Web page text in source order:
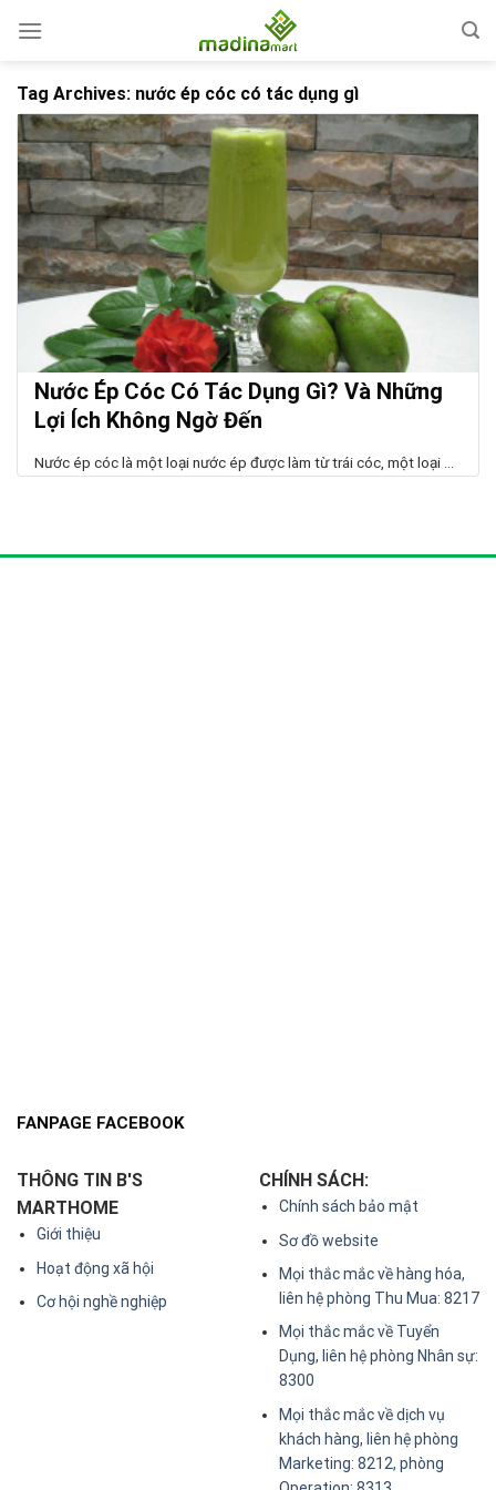
Tag Archives: nước ép cóc có tác dụng gì
Nước Ép Cóc Có Tác Dụng Gì? Và Những
Lợi Ích Không Ngờ Đến
Nước ép cóc là một loại nước ép được làm từ trái cóc, một loại ...
FANPAGE FACEBOOK
THÔNG TIN B'S
MARTHOME
Giới thiệu
Hoạt động xã hội
Cơ hội nghề nghiệp
CHÍNH SÁCH:
Chính sách bảo mật
Sơ đồ website
Mọi thắc mắc về hàng hóa,
liên hệ phòng Thu Mua: 8217
Mọi thắc mắc về Tuyển
Dụng, liên hệ phòng Nhân sự:
8300
Mọi thắc mắc về dịch vụ
khách hàng, liên hệ phòng
Marketing: 8212, phòng